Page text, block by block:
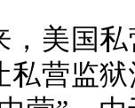
国私
私营监